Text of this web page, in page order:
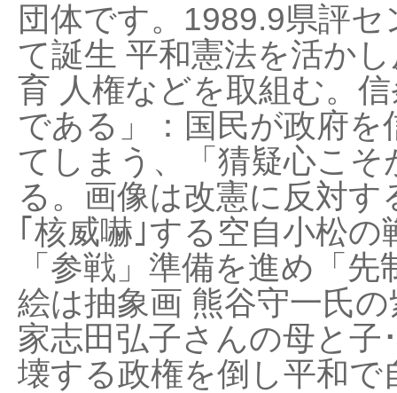
団体です。1989.9県評
て誕生 平和憲法を活か
育 人権などを取組む。
である」：国民が政府
てしまう、「猜疑心こ
る。画像は改憲に反対
｢核威嚇｣する空自小松
「参戦」準備を進め「
絵は抽象画 熊谷守一氏
家志田弘子さんの母と子
壊する政権を倒し平和